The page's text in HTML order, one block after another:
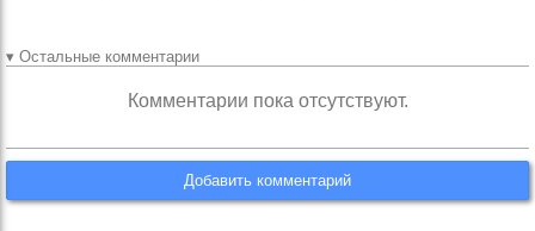
▾ Остальные комментарии
Комментарии пока отсутствуют.
Добавить комментарий